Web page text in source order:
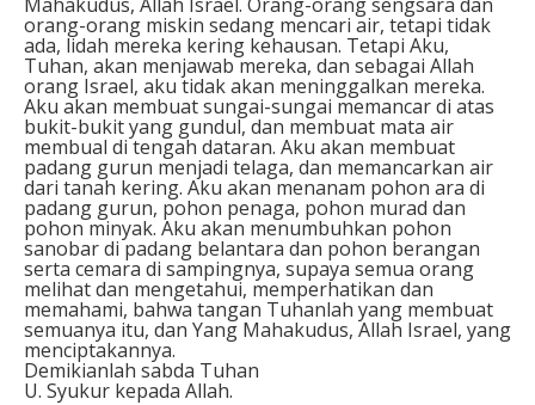
orang-orang miskin sedang mencari air, tetapi tidak
ada, lidah mereka kering kehausan. Tetapi Aku,
Tuhan, akan menjawab mereka, dan sebagai Allah
orang Israel, aku tidak akan meninggalkan mereka.
Aku akan membuat sungai-sungai memancar di atas
bukit-bukit yang gundul, dan membuat mata air
membual di tengah dataran. Aku akan membuat
padang gurun menjadi telaga, dan memancarkan air
dari tanah kering. Aku akan menanam pohon ara di
padang gurun, pohon penaga, pohon murad dan
pohon minyak. Aku akan menumbuhkan pohon
sanobar di padang belantara dan pohon berangan
serta cemara di sampingnya, supaya semua orang
melihat dan mengetahui, memperhatikan dan
memahami, bahwa tangan Tuhanlah yang membuat
semuanya itu, dan Yang Mahakudus, Allah Israel, yang
menciptakannya.
Demikianlah sabda Tuhan
U. Syukur kepada Allah.